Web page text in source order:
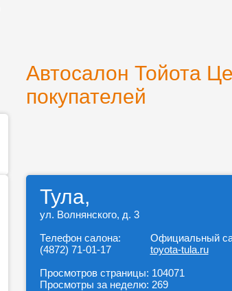
Автосалон Тойота
покупателей
Тула,
ул. Волнянского, д. 3
Телефон салона:
(4872) 71-01-17
Официальный
toyota-tula.ru
Просмотров страницы:
Просмотры за неделю:
104071
269